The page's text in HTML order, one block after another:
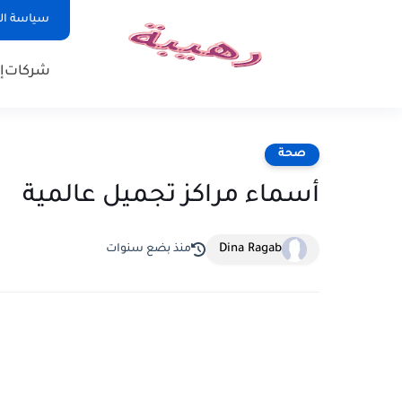
سياسة
شركات
صحة
أسماء مراكز تجميل عالمية
Dina Ragab منذ بضع سنوات